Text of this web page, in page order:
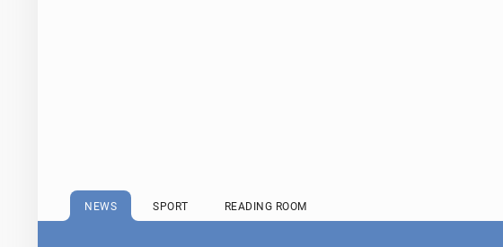
NEWS SPORT READING ROOM